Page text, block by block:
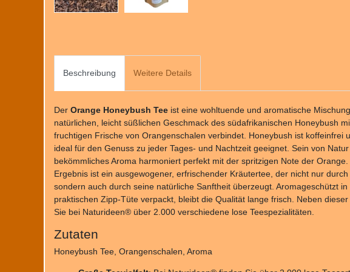
Beschreibung Weitere Details
Der Orange Honeybush Tee ist eine wohltuende und aromatische
natürlichen, leicht süßlichen Geschmack des südafrikanischen Honeybush
fruchtigen Frische von Orangenschalen verbindet. Honeybush ist koffeinfrei
ideal für den Genuss zu jeder Tages- und Nachtzeit geeignet. Sein von Natur
bekömmliches Aroma harmoniert perfekt mit der spritzigen Note der Orange.
Ergebnis ist ein ausgewogener, erfrischender Kräutertee, der nicht nur durch
sondern auch durch seine natürliche Sanftheit überzeugt. Aromageschützt in
praktischen Zipp-Tüte verpackt, bleibt die Qualität lange frisch. Neben
Sie bei Naturideen® über 2.000 verschiedene lose Teespezialitäten.
Zutaten
Honeybush Tee, Orangenschalen, Aroma